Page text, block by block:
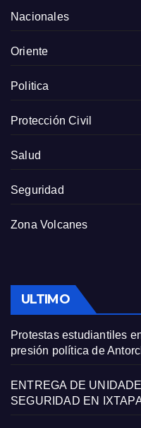
Nacionales
Oriente
Politica
Protección Civil
Salud
Seguridad
Zona Volcanes
ULTIMO
Protestas estudiantiles
presión política de
ENTREGA DE
SEGURIDAD EN